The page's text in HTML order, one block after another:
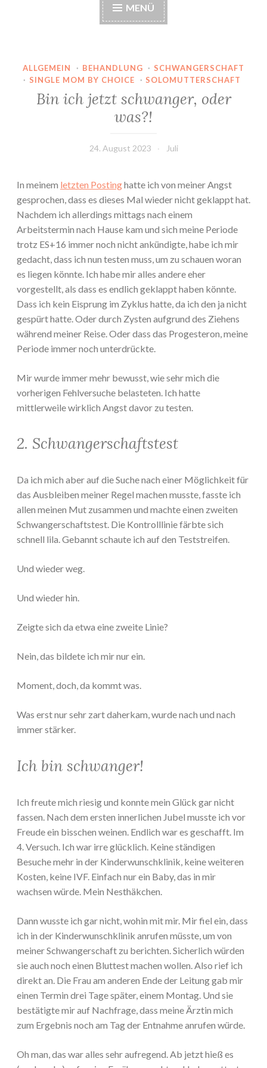
MENÜ
ALLGEMEIN · BEHANDLUNG · SCHWANGERSCHAFT
· SINGLE MOM BY CHOICE · SOLOMUTTERSCHAFT
Bin ich jetzt schwanger, oder
was?!
24. August 2023 Juli
In meinem letzten Postinghatte ich von meiner Angst
gesprochen, dass es dieses Mal wieder nicht geklappt hat.
Nachdem ich allerdings mittags nach einem
Arbeitstermin nach Hause kam und sich meine Periode
trotz ES+16 immer noch nicht ankündigte, habe ich mir
gedacht, dass ich nun testen muss, um zu schauen woran
es liegen könnte. Ich habe mir alles andere eher
vorgestellt, als dass es endlich geklappt haben könnte.
Dass ich kein Eisprung im Zyklus hatte, da ich den ja nicht
gespürt hatte. Oder durch Zysten aufgrund des Ziehens
während meiner Reise. Oder dass das Progesteron, meine
Periode immer noch unterdrückte.
Mir wurde immer mehr bewusst, wie sehr mich die
vorherigen Fehlversuche belasteten. Ich hatte
mittlerweile wirklich Angst davor zu testen.
2. Schwangerschaftstest
Da ich mich aber auf die Suche nach einer Möglichkeit für
das Ausbleiben meiner Regel machen musste, fasste ich
allen meinen Mut zusammen und machte einen zweiten
Schwangerschaftstest. Die Kontrolllinie färbte sich
schnell lila. Gebannt schaute ich auf den Teststreifen.
Und wieder weg.
Und wieder hin.
Zeigte sich da etwa eine zweite Linie?
Nein, das bildete ich mir nur ein.
Moment, doch, da kommt was.
Was erst nur sehr zart daherkam, wurde nach und nach
immer stärker.
Ich bin schwanger!
Ich freute mich riesig und konnte mein Glück gar nicht
fassen. Nach dem ersten innerlichen Jubel musste ich vor
Freude ein bisschen weinen. Endlich war es geschafft. Im
4. Versuch. Ich war irre glücklich. Keine ständigen
Besuche mehr in der Kinderwunschklinik, keine weiteren
Kosten, keine IVF. Einfach nur ein Baby, das in mir
wachsen würde. Mein Nesthäkchen.
Dann wusste ich gar nicht, wohin mit mir. Mir fiel ein, dass
ich in der Kinderwunschklinik anrufen müsste, um von
meiner Schwangerschaft zu berichten. Sicherlich würden
sie auch noch einen Bluttest machen wollen. Also rief ich
direkt an. Die Frau am anderen Ende der Leitung gab mir
einen Termin drei Tage später, einem Montag. Und sie
bestätigte mir auf Nachfrage, dass meine Ärztin mich
zum Ergebnis noch am Tag der Entnahme anrufen würde.
Oh man, das war alles sehr aufregend. Ab jetzt hieß es